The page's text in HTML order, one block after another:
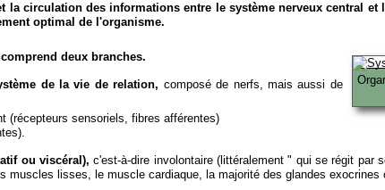
la circulation des informations entre le système nerveux central et
optimal de l'organisme.
deux branches.
de la vie de relation, composé de nerfs, mais aussi de
(récepteurs sensoriels, fibres afférentes)
ou viscéral), c'est-à-dire involontaire (littéralement " qui se régit par
muscles lisses, le muscle cardiaque, la majorité des glandes exocrines